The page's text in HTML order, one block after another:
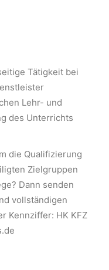
Tätigkeit bei
Lehr- und
des Unterrichts
die Qualifizierung
Zielgruppen
Dann senden
vollständigen
Kennziffer: HK KFZ